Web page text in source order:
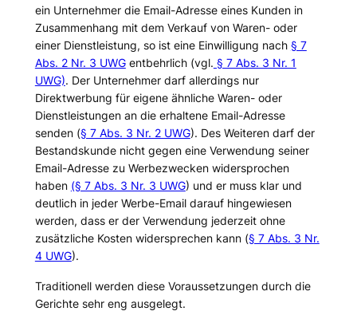
ein Unternehmer die Email-Adresse eines Kunden in
Zusammenhang mit dem Verkauf von Waren- oder
einer Dienstleistung, so ist eine Einwilligung nach § 7
Abs. 2 Nr. 3 UWGentbehrlich (vgl. § 7 Abs. 3 Nr. 1
UWG). Der Unternehmer darf allerdings nur
Direktwerbung für eigene ähnliche Waren- oder
Dienstleistungen an die erhaltene Email-Adresse
senden (§ 7 Abs. 3 Nr. 2 UWG). Des Weiteren darf der
Bestandskunde nicht gegen eine Verwendung seiner
Email-Adresse zu Werbezwecken widersprochen
haben (§ 7 Abs. 3 Nr. 3 UWG) und er muss klar und
deutlich in jeder Werbe-Email darauf hingewiesen
werden, dass er der Verwendung jederzeit ohne
zusätzliche Kosten widersprechen kann (§ 7 Abs. 3 Nr.
4 UWG).
Traditionell werden diese Voraussetzungen durch die
Gerichte sehr eng ausgelegt.